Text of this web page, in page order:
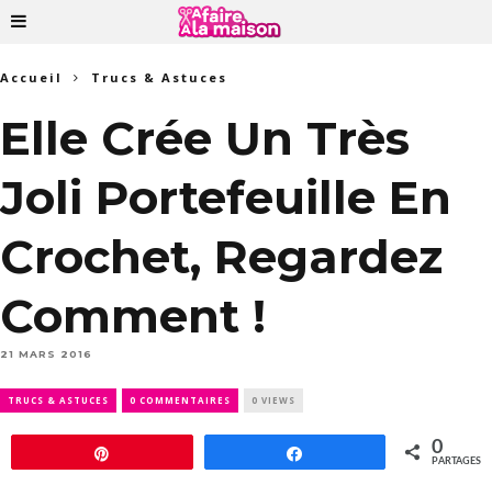
Accueil Trucs & Astuces
Elle Crée Un Très
Joli Portefeuille En
Crochet, Regardez
Comment !
21 MARS 2016
TRUCS & ASTUCES 0 COMMENTAIRES 0 VIEWS
0
PARTAGES